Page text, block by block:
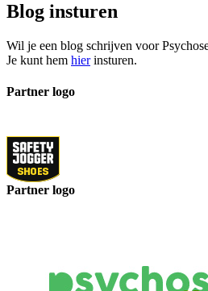
Blog insturen
Wil je een blog schrijven voor
Je kunt hem hierinsturen.
Partner logo
Partner logo